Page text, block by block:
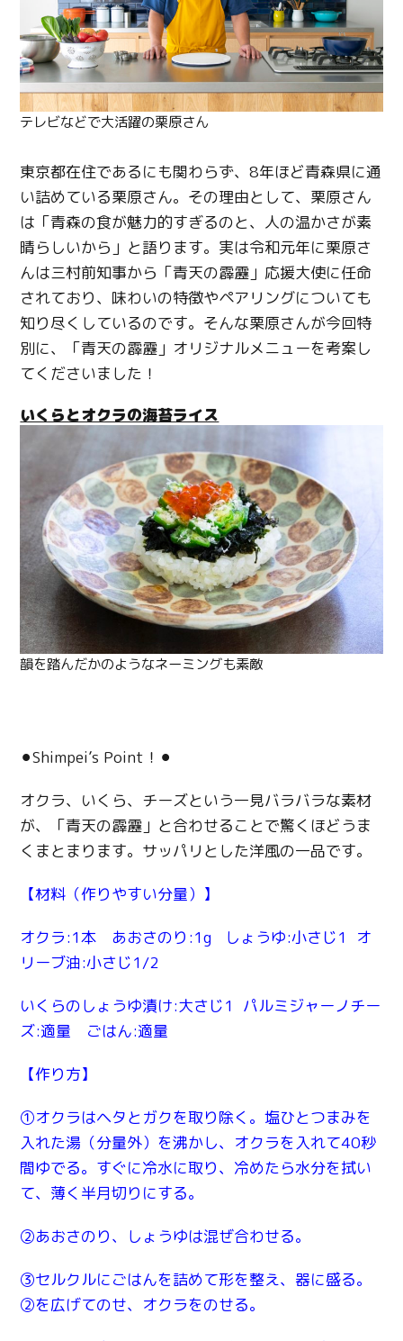
テレビなどで大活躍の栗原さん
東京都在住であるにも関わらず、8年ほど青森県に通
い詰めている栗原さん。その理由として、栗原さん
は「青森の食が魅力的すぎるのと、人の温かさが素
晴らしいから」と語ります。実は令和元年に栗原さ
んは三村前知事から「青天の霹靂」応援大使に任命
されており、味わいの特徴やペアリングについても
知り尽くしているのです。そんな栗原さんが今回特
別に、「青天の霹靂」オリジナルメニューを考案し
てくださいました！
いくらとオクラの海苔ライス
韻を踏んだかのようなネーミングも素敵
⚫︎Shimpei’s Point！⚫︎
オクラ、いくら、チーズという一見バラバラな素材
が、「青天の霹靂」と合わせることで驚くほどうま
くまとまります。サッパリとした洋風の一品です。
【材料（作りやすい分量）】
オクラ:1本 あおさのり:1g しょうゆ:小さじ1 オ
リーブ油:小さじ1/2
いくらのしょうゆ漬け:大さじ1 パルミジャーノチー
ズ:適量 ごはん:適量
【作り方】
①オクラはヘタとガクを取り除く。塩ひとつまみを
入れた湯（分量外）を沸かし、オクラを入れて40秒
間ゆでる。すぐに冷水に取り、冷めたら水分を拭い
て、薄く半月切りにする。
②あおさのり、しょうゆは混ぜ合わせる。
③セルクルにごはんを詰めて形を整え、器に盛る。
②を広げてのせ、オクラをのせる。